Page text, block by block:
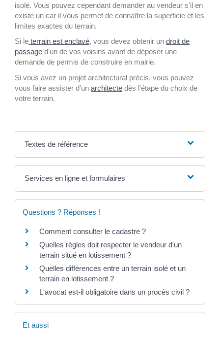
isolé. Vous pouvez cependant demander au vendeur s'il en
existe un car il vous permet de connaître la superficie et les
limites exactes du terrain.
Si le terrain est enclavé, vous devez obtenir un droit de
passage d'un de vos voisins avant de déposer une
demande de permis de construire en mairie.
Si vous avez un projet architectural précis, vous pouvez
vous faire assister d'un architecte dès l'étape du choix de
votre terrain.
Textes de référence
Services en ligne et formulaires
Questions ? Réponses !
Comment consulter le cadastre ?
Quelles règles doit respecter le vendeur d'un
terrain situé en lotissement ?
Quelles différences entre un terrain isolé et un
terrain en lotissement ?
L'avocat est-il obligatoire dans un procès civil ?
Et aussi